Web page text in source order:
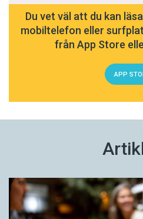
Du vet väl att du kan
mobiltelefon eller
från App Store
APP